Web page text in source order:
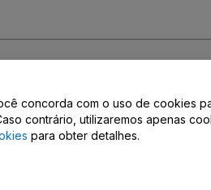
pessoais/as suas opções de
concorda com o uso de cookies
contrário, utilizaremos apenas
para obter detalhes.